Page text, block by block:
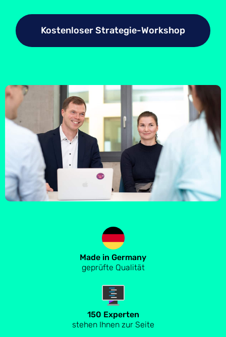
Kostenloser Strategie-Workshop
Made in Germany
geprüfte Qualität
150 Experten
stehen Ihnen zur Seite